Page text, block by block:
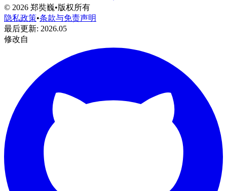
© 2026 郑奘巍•版权所有
隐私政策•条款与免责声明
最后更新: 2026.05
修改自